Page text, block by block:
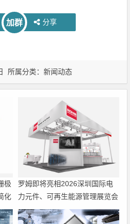
加群 分享
所属分类：新闻动态
极
化
罗姆即将亮相2026深圳国际电
力元件、可再生能源管理展览会
暨研讨会